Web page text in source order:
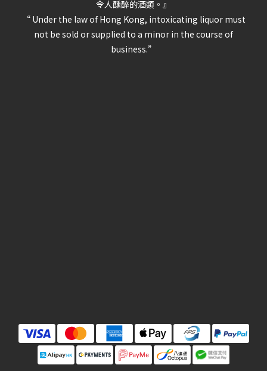
令人醺醉的酒類。』
“ Under the law of Hong Kong, intoxicating liquor must
not be sold or supplied to a minor in the course of
business.”